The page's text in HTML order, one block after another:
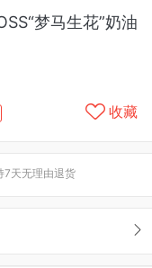
梦马生花”奶油
收藏
7天无理由退货